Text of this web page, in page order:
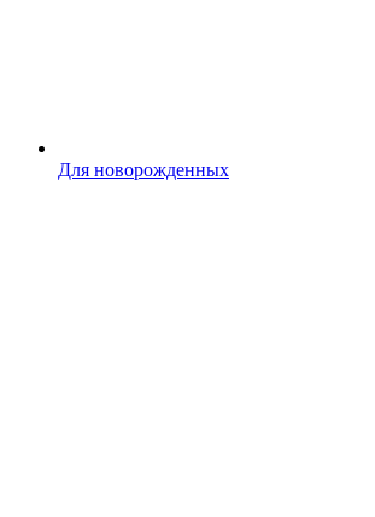
Для новорожденных